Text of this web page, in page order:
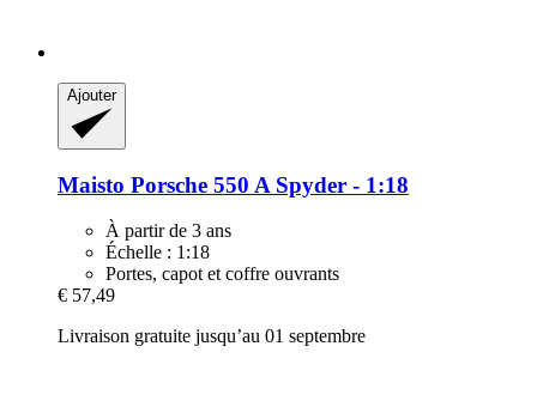
Ajouter
Maisto Porsche 550 A Spyder -​ 1:18
À partir de 3 ans
Échelle : 1:18
Portes, capot et coffre ouvrants
€ 57,49
Livraison gratuite jusqu’au 01 septembre